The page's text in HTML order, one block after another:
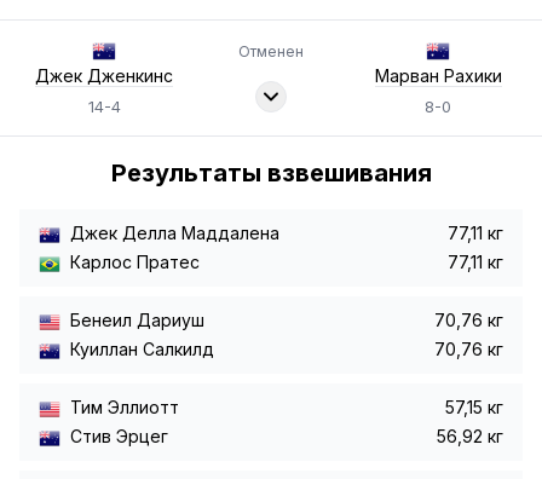
Джек Дженкинс
14-4
Отменен
Марван Рахики
8-0
Результаты взвешивания
Джек Делла Маддалена
77,11 кг
Карлос Пратес
77,11 кг
Бенеил Дариуш
70,76 кг
Куиллан Салкилд
70,76 кг
Тим Эллиотт
57,15 кг
Стив Эрцег
56,92 кг